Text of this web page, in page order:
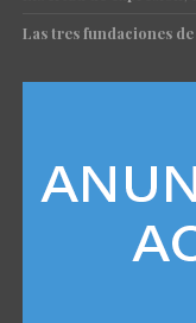
Las tres fundaciones